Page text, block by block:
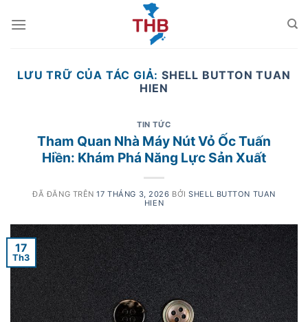
đến
LƯU TRỮ CỦA TÁC GIẢ:SHELL BUTTON TUAN
HIEN
TIN TỨC
Tham Quan Nhà Máy Nút Vỏ Ốc Tuấn
Hiền: Khám Phá Năng Lực Sản Xuất
ĐÃ ĐĂNG TRÊN17 THÁNG 3, 2026 BỞISHELL BUTTON TUAN
HIEN
17
Th3